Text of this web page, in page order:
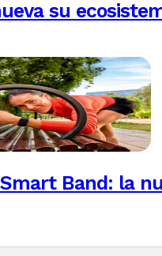
su
Smart Band: la